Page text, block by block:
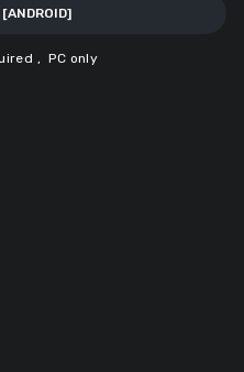
[ANDROID]
, PC only